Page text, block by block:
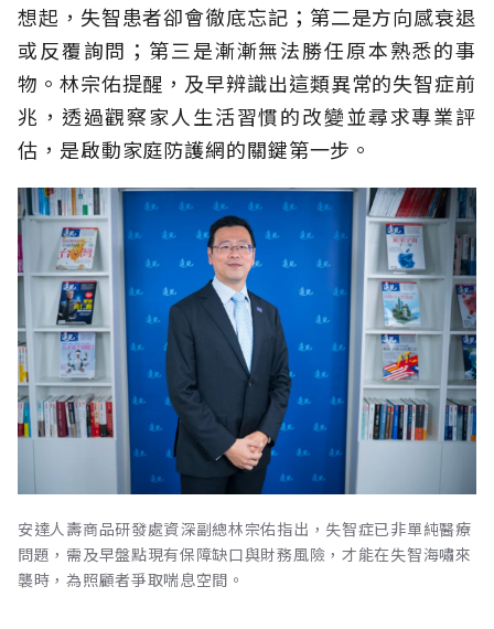
想起，失智患者卻會徹底忘記；第二是方向感衰退
或反覆詢問；第三是漸漸無法勝任原本熟悉的事
物。林宗佑提醒，及早辨識出這類異常的失智症前
兆，透過觀察家人生活習慣的改變並尋求專業評
估，是啟動家庭防護網的關鍵第一步。
安達人壽商品研發處資深副總林宗佑指出，失智症已非單純醫療
問題，需及早盤點現有保障缺口與財務風險，才能在失智海嘯來
襲時，為照顧者爭取喘息空間。